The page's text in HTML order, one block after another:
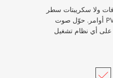
ولا سكريبتات سطر
أوامر. حوّل صوت PVF بالكامل في